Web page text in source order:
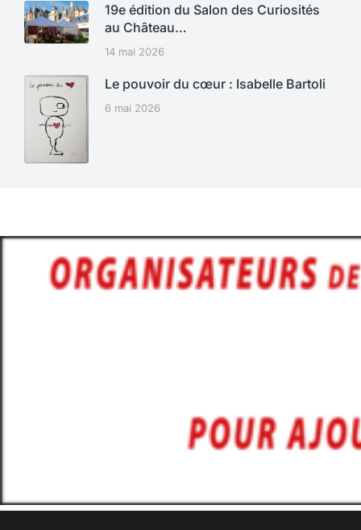
19e édition du Salon des Curiosités
au Château…
14 mai 2026
Le pouvoir du cœur : Isabelle Bartoli
6 mai 2026